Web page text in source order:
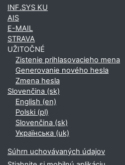
INF.SYS KU
AIS
E-MAIL
STRAVA
UŽITOČNÉ
Zistenie prihlasovacieho mena
Generovanie nového hesla
Zmena hesla
Slovenčina ‎(sk)‎
English ‎(en)‎
Polski ‎(pl)‎
Slovenčina ‎(sk)‎
Українська ‎(uk)‎
Súhrn uchovávaných údajov